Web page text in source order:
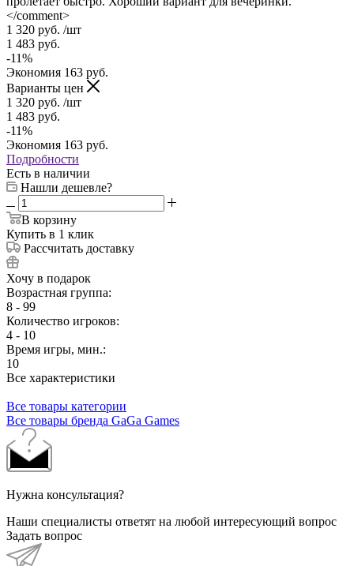
</comment>
1 320 руб. /шт
1 483 руб.
-11%
Экономия 163 руб.
Варианты цен
1 320 руб. /шт
1 483 руб.
-11%
Экономия 163 руб.
Подробности
Есть в наличии
Нашли дешевле?
В корзину
Купить в 1 клик
Рассчитать доставку
Хочу в подарок
Возрастная группа:
8 - 99
Количество игроков:
4 - 10
Время игры, мин.:
10
Все характеристики
Все товары категории
Все товары бренда GaGa Games
Нужна консультация?
Наши специалисты ответят на любой интересующий вопрос
Задать вопрос